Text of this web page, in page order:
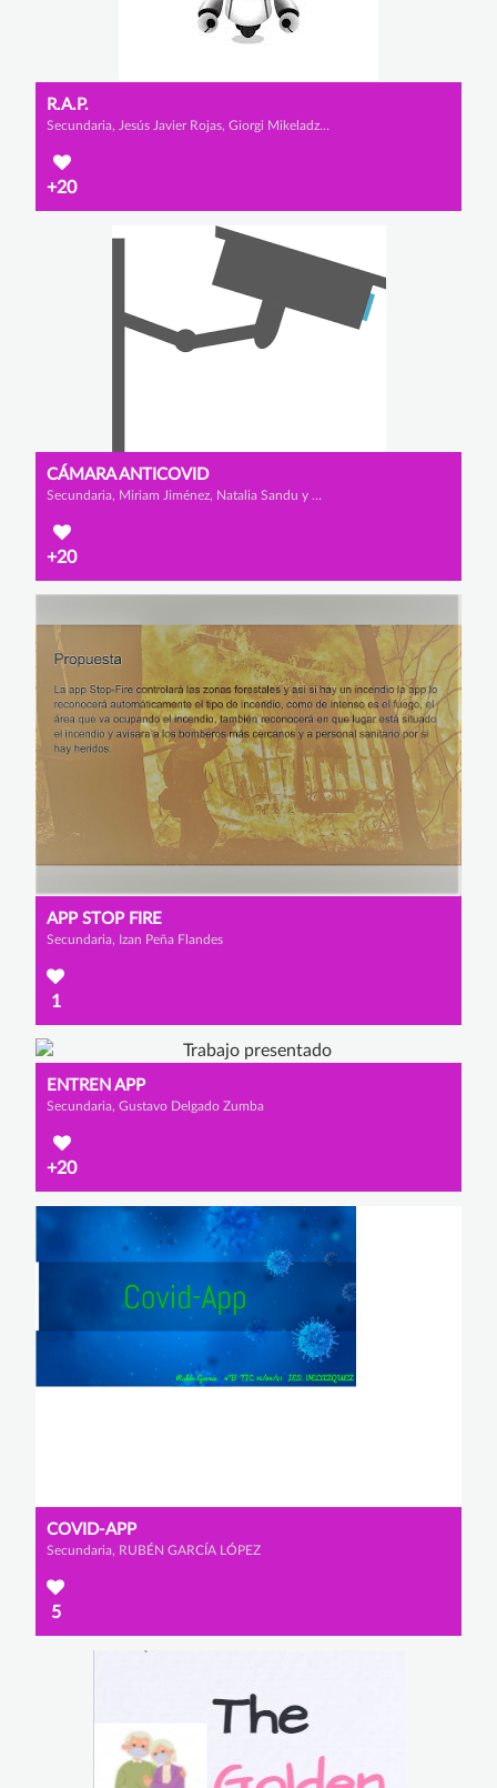
R.A.P.
Secundaria, Jesús Javier Rojas, Giorgi Mikeladze y Alejandro Rivas
+20
CÁMARA ANTICOVID
Secundaria, Miriam Jiménez, Natalia Sandu y María Vélez
+20
APP STOP FIRE
Secundaria, Izan Peña Flandes
1
ENTREN APP
Secundaria, Gustavo Delgado Zumba
+20
COVID-APP
Secundaria, RUBÉN GARCÍA LÓPEZ
5